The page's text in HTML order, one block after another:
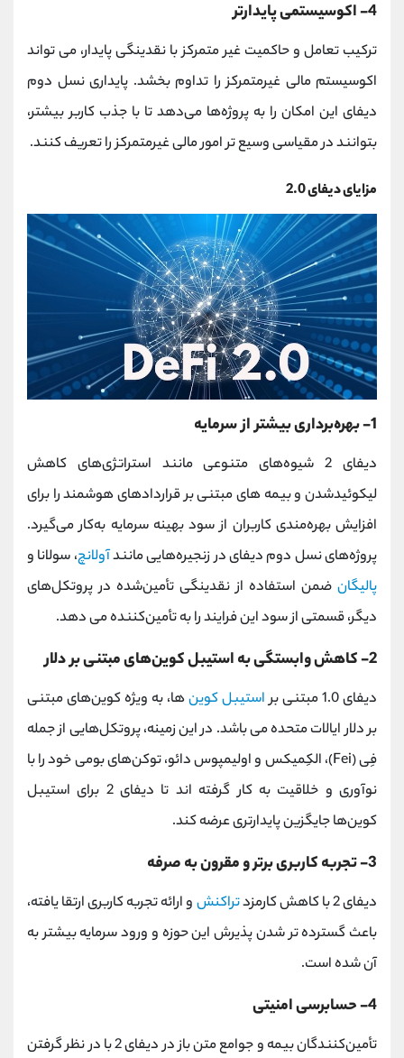
4- اکوسیستمی پایدارتر
ترکیب تعامل و حاکمیت غیر متمرکز با نقدینگی پایدار، می تواند
اکوسیستم‌ مالی غیرمتمرکز را تداوم بخشد. پایداری نسل دوم
دیفای این امکان را به پروژه‌ها می‌دهد تا با جذب کاربر بیشتر،
بتوانند در مقیاسی وسیع‌ تر امور مالی غیرمتمرکز را تعریف کنند.
مزایای دیفای 2.0
1- بهره‌برداری بیشتر از سرمایه
دیفای 2 شیوه‌های متنوعی مانند استراتژی‌های کاهش
لیکوئیدشدن و بیمه ‌های مبتنی ‌بر قراردادهای هوشمند را برای
افزایش بهره‌مندی کاربران از سود بهینه سرمایه به‌کار می‌گیرد.
پروژه‌های نسل دوم دیفای در زنجیره‌هایی مانندآولانچ، سولانا و
پا‌لیگان ضمن استفاده از نقدینگی تأمین‌شده در پروتکل‌های
دیگر، قسمتی از سود این فرایند را به تأمین‌کننده می دهد.
2- کاهش وابستگی به استیبل کوین‌های مبتنی‌ بر دلار
دیفای 1.0 مبتنی بر استیبل کوین‌ها، به ویژه کوین‌های مبتنی
‌بر دلار ایالات متحده می باشد. در این زمینه، پروتکل‌هایی از جمله
فِی (Fei)، الکِمیکس و اولیمپوس دائو، توکن‌های بومی خود را با
نوآوری و خلاقیت به‌ کار گرفته ‌اند تا دیفای 2 برای استیبل
کوین‌ها جایگزین پایدارتری عرضه کند.
3- تجربه کاربری برتر و مقرون ‌به ‌صرفه
دیفای 2 با کاهش کارمزد تراکنش و ارائه تجربه کاربری ارتقا یافته،
باعث گسترده تر شدن پذیرش این حوزه و ورود سرمایه بیشتر به
آن شده است.
4- حسابرسی امنیتی
تأمین‌کنندگان بیمه و جوامع متن ‌باز در دیفای 2 با در نظر گرفتن